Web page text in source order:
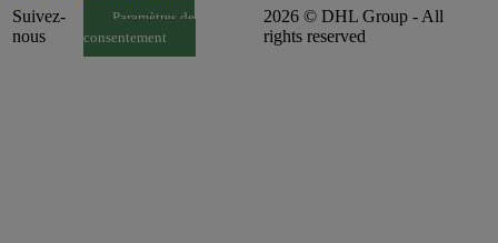
Suivez-
nous
Paramètres de
consentement
2026 © DHL Group - All
rights reserved